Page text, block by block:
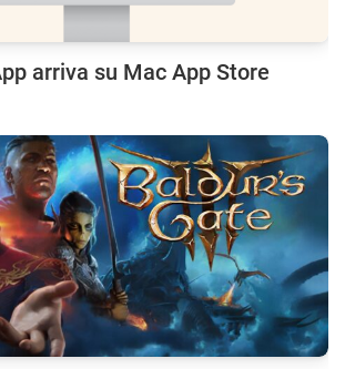
arriva su Mac App Store